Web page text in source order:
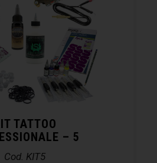
TATTOO
– 5
Cod. KIT5